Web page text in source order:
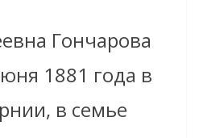
Гончарова
1881 года в
в семье